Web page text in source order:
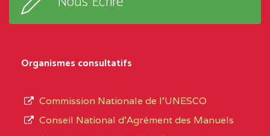
D'ENSEIGNEMENT
PROFESSIONNEL
(CEGEP) STE FOI BP
type
Organismes consultatifs
Commission Nationale de l’UNESCO
Conseil National d’Agrément des Manuels